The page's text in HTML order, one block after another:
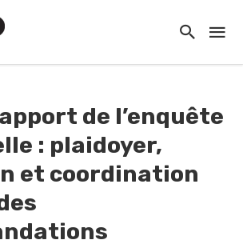
de l’enquête
: plaidoyer,
et coordination